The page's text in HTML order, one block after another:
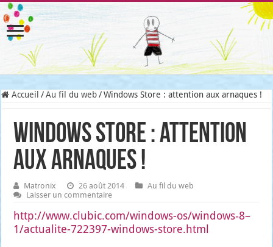
Accueil / Au fil du web / Windows Store : attention aux arnaques !
Windows Store : attention
aux arnaques !
Matronix 26 août 2014
Au fil du web
Laisser un commentaire
http://www.clubic.com/windows-os/windows‑8–
1/actualite-722397-windows-store.html